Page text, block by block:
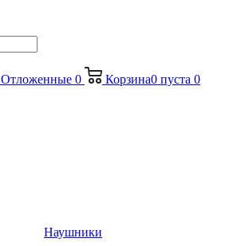
Отложенные 0 Корзина0 пуста 0
Наушники